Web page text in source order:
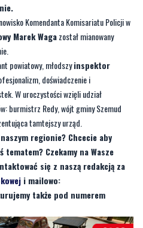
powiatowy, młodszyinspektor
doświadczenie i
W uroczystości wzięli udział
burmistrz Redy, wójt gminy Szemud
tamtejszy urząd.
regionie? Chcecie aby
Czekamy na Wasze
się z naszą redakcją za
i mailowo:
także pod numerem